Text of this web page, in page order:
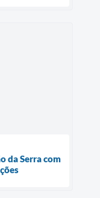
da Serra com